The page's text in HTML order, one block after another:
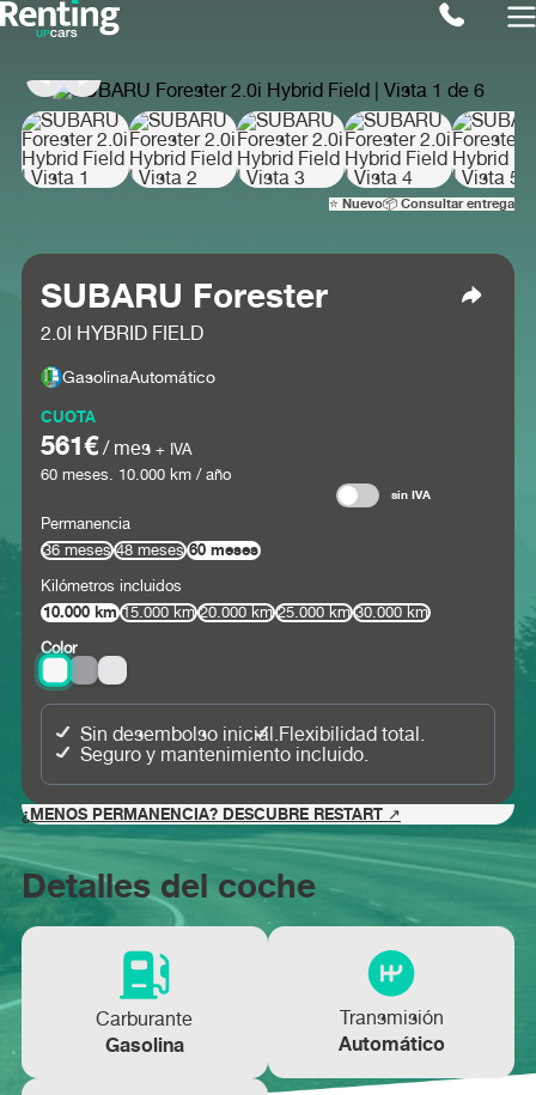
⭐ Nuevo📦 Consultar entrega
SUBARU Forester
2.0I HYBRID FIELD
GasolinaAutomático
CUOTA
561€/ mes + IVA
60meses. 10.000km / año
sin IVA
Permanencia
36 meses
48 meses 60 meses
Kilómetros incluidos
10.000 km 15.000 km 20.000 km 25.000 km
30.000 km
Color
Sin desembolso inicial.Flexibilidad total.
Seguro y mantenimiento incluido.
¿MENOS PERMANENCIA? DESCUBRE RESTART ↗
Detalles del coche
Carburante
Gasolina
Transmisión
Automático